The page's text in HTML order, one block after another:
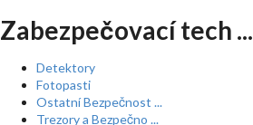
Zabezpečovací tech ...
Detektory
Fotopasti
Ostatní Bezpečnost ...
Trezory a Bezpečno ...